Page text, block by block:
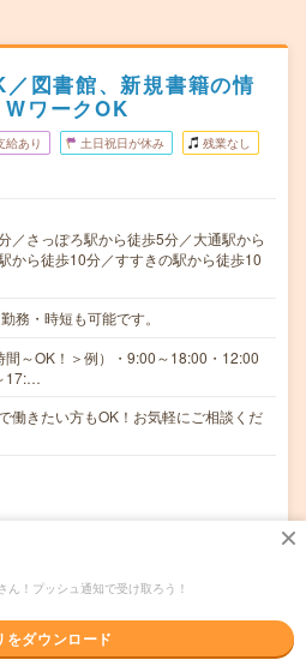
図書館、新規書籍の情
ワークOK
給あり 土日祝日が休み 残業なし
／さっぽろ駅から徒歩5分／大通駅から
から徒歩10分／すすきの駅から徒歩10
務・時短も可能です。
間～OK！＞例）・9:00～18:00・12:00
17:…
働きたい方もOK！お気軽にご相談くだ
ング
規書籍に関する入力のお仕事をお任せ
ランクOK / パソコンスキル不要 / 英語力
ん！プッシュ通知で受け取ろう！
をダウンロード